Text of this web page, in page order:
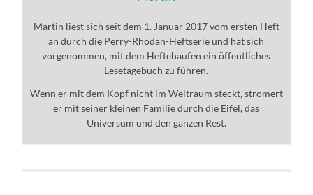
Martin liest sich seit dem 1. Januar 2017 vom ersten Heft
an durch die Perry-Rhodan-Heftserie und hat sich
vorgenommen, mit dem Heftehaufen ein öffentliches
Lesetagebuch zu führen.
Wenn er mit dem Kopf nicht im Weltraum steckt, stromert
er mit seiner kleinen Familie durch die Eifel, das
Universum und den ganzen Rest.